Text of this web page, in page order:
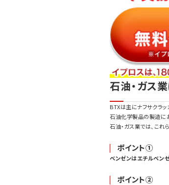
石油・ガス
BTXは主にナフサクラ
石油化学製品の製造に
石油・ガス業では、こ
ポイント①
ベンゼンはエチルベン
ポイント②